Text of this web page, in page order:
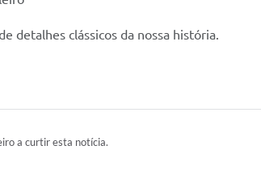
detalhes clássicos da nossa história.
a curtir esta notícia.